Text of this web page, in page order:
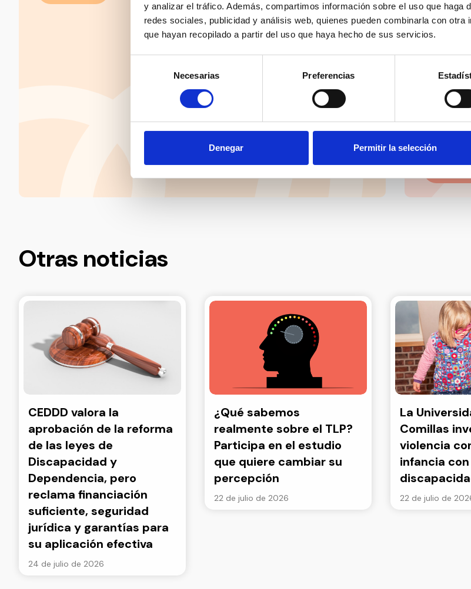
y analizar el tráfico. Además, compartimos información sobre el uso que haga
redes sociales, publicidad y análisis web, quienes pueden combinarla con otra
que hayan recopilado a partir del uso que haya hecho de sus servicios.
consentimiento
Necesarias Preferencias
Denegar Permitir la selección
Los
ESPAÑOL
La base
Puede
Más
Otras noticias
CEDDD valora la
aprobación de la reforma
de las leyes de
Discapacidad y
Dependencia, pero
reclama financiación
suficiente, seguridad
jurídica y garantías para
su aplicación efectiva
24 de julio de 2026
¿Qué sabemos
realmente sobre el TLP?
Participa en el estudio
que quiere cambiar su
percepción
22 de julio de 2026
La
Comillas
violencia
infancia con
22 de julio de